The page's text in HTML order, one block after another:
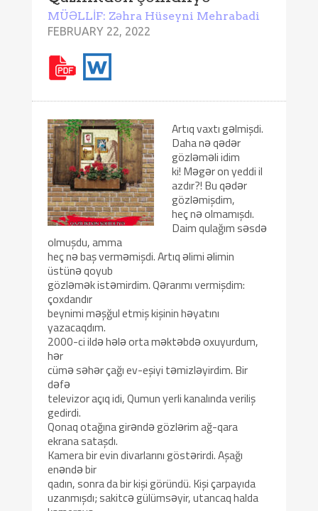
MÜƏLLİF: Zəhra Hüseyni Mehrabadi
FEBRUARY 22, 2022
Artıq vaxtı gəlmişdi.
Daha nə qədər
gözləməli idim
ki! Məgər on yeddi il
azdır?! Bu qədər
gözləmişdim,
heç nə olmamışdı.
Daim qulağım səsdə
olmuşdu, amma
heç nə baş verməmişdi. Artıq əlimi əlimin
üstünə qoyub
gözləmək istəmirdim. Qərarımı vermişdim:
çoxdandır
beynimi məşğul etmiş kişinin həyatını
yazacaqdım.
2000-ci ildə hələ orta məktəbdə oxuyurdum,
hər
cümə səhər çağı ev-eşiyi təmizləyirdim. Bir
dəfə
televizor açıq idi, Qumun yerli kanalında veriliş
gedirdi.
Qonaq otağına girəndə gözlərim ağ-qara
ekrana sataşdı.
Kamera bir evin divarlarını göstərirdi. Aşağı
enəndə bir
qadın, sonra da bir kişi göründü. Kişi çarpayıda
uzanmışdı; sakitcə gülümsəyir, utancaq halda